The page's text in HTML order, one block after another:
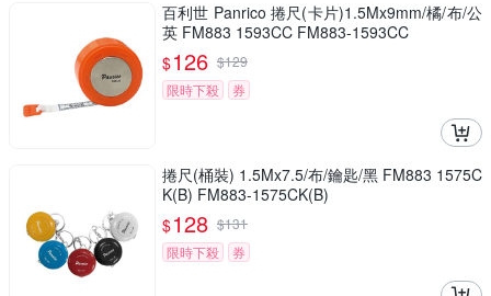
百利世 Panrico 捲尺(卡片)1.5Mx9mm/橘/布/公
英 FM883 1593CC FM883-1593CC
$126 $129
限時下殺
券
捲尺(桶裝) 1.5Mx7.5/布/鑰匙/黑 FM883 1575C
K(B) FM883-1575CK(B)
$128 $131
限時下殺
券